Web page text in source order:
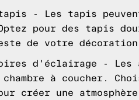
tapis - Les tapis
pour des tapis
de votre
d'éclairage - Les
à coucher.
créer une